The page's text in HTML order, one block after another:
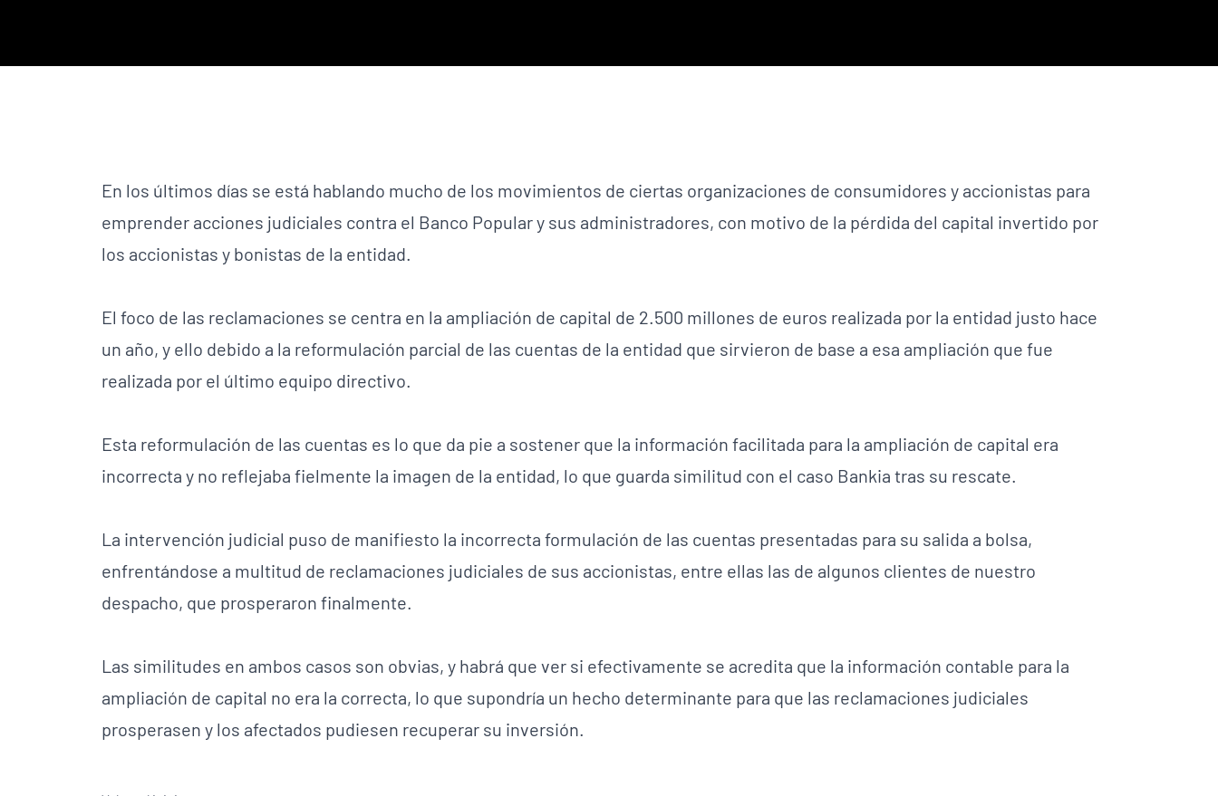
En los últimos días se está hablando mucho de los movimientos de ciertas organizaciones de consumidores y accionistas para
emprender acciones judiciales contra el Banco Popular y sus administradores, con motivo de la pérdida del capital invertido por
los accionistas y bonistas de la entidad.
El foco de las reclamaciones se centra en la ampliación de capital de 2.500 millones de euros realizada por la entidad justo hace
un año, y ello debido a la reformulación parcial de las cuentas de la entidad que sirvieron de base a esa ampliación que fue
realizada por el último equipo directivo.
Esta reformulación de las cuentas es lo que da pie a sostener que la información facilitada para la ampliación de capital era
incorrecta y no reflejaba fielmente la imagen de la entidad, lo que guarda similitud con el caso Bankia tras su rescate.
La intervención judicial puso de manifiesto la incorrecta formulación de las cuentas presentadas para su salida a bolsa,
enfrentándose a multitud de reclamaciones judiciales de sus accionistas, entre ellas las de algunos clientes de nuestro
despacho, que prosperaron finalmente.
Las similitudes en ambos casos son obvias, y habrá que ver si efectivamente se acredita que la información contable para la
ampliación de capital no era la correcta, lo que supondría un hecho determinante para que las reclamaciones judiciales
prosperasen y los afectados pudiesen recuperar su inversión.